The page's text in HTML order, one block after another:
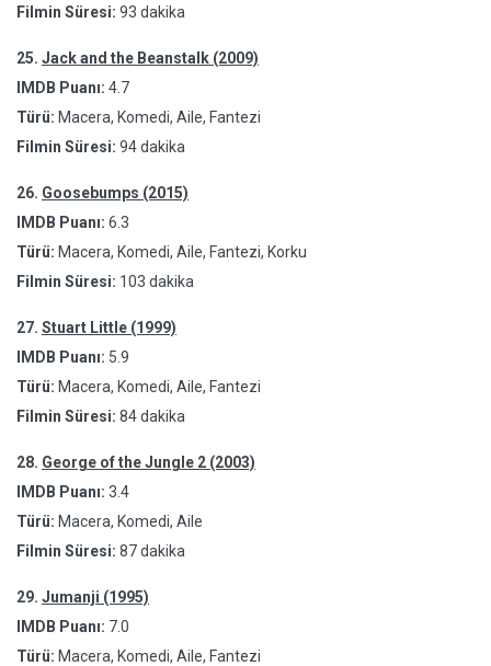
Filmin Süresi: 93 dakika
25. Jack and the Beanstalk (2009)
IMDB Puanı: 4.7
Türü: Macera, Komedi, Aile, Fantezi
Filmin Süresi: 94 dakika
26. Goosebumps (2015)
IMDB Puanı: 6.3
Türü: Macera, Komedi, Aile, Fantezi, Korku
Filmin Süresi: 103 dakika
27. Stuart Little (1999)
IMDB Puanı: 5.9
Türü: Macera, Komedi, Aile, Fantezi
Filmin Süresi: 84 dakika
28. George of the Jungle 2 (2003)
IMDB Puanı: 3.4
Türü: Macera, Komedi, Aile
Filmin Süresi: 87 dakika
29. Jumanji (1995)
IMDB Puanı: 7.0
Türü: Macera, Komedi, Aile, Fantezi